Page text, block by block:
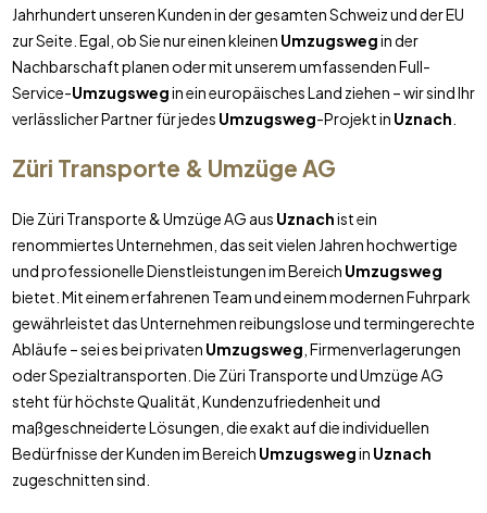
Jahrhundert unseren Kunden in der gesamten Schweiz und der EU
zur Seite. Egal, ob Sie nur einen kleinen Umzugswegin der
Nachbarschaft planen oder mit unserem umfassenden Full-
Service-Umzugswegin ein europäisches Land ziehen – wir sind Ihr
verlässlicher Partner für jedes Umzugsweg-Projekt in Uznach
Züri Transporte & Umzüge AG
Die Züri Transporte & Umzüge AG aus Uznachist ein
renommiertes Unternehmen, das seit vielen Jahren hochwertige
und professionelle Dienstleistungen im Bereich Umzugsweg
bietet. Mit einem erfahrenen Team und einem modernen Fuhrpark
gewährleistet das Unternehmen reibungslose und termingerechte
Abläufe – sei es bei privaten Umzugsweg , Firmenverlagerungen
oder Spezialtransporten. Die Züri Transporte und Umzüge AG
steht für höchste Qualität, Kundenzufriedenheit und
maßgeschneiderte Lösungen, die exakt auf die individuellen
Bedürfnisse der Kunden im Bereich Umzugswegin Uznach
zugeschnitten sind.